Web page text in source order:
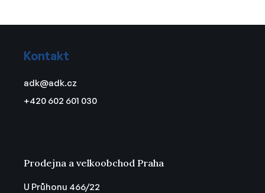
Kontakt
adk@adk.cz
+420 602 601 030
Prodejna a velkoobchod Praha
U Průhonu 466/22